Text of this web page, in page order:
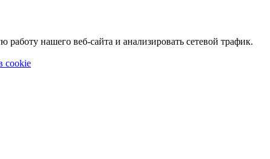
нашего веб-сайта и анализировать сетевой трафик.
cookie